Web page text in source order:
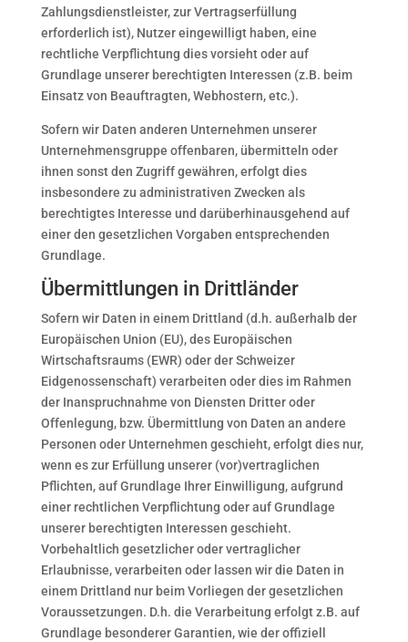
Zahlungsdienstleister, zur Vertragserfüllung
erforderlich ist), Nutzer eingewilligt haben, eine
rechtliche Verpflichtung dies vorsieht oder auf
Grundlage unserer berechtigten Interessen (z.B. beim
Einsatz von Beauftragten, Webhostern, etc.).
Sofern wir Daten anderen Unternehmen unserer
Unternehmensgruppe offenbaren, übermitteln oder
ihnen sonst den Zugriff gewähren, erfolgt dies
insbesondere zu administrativen Zwecken als
berechtigtes Interesse und darüberhinausgehend auf
einer den gesetzlichen Vorgaben entsprechenden
Grundlage.
Übermittlungen in Drittländer
Sofern wir Daten in einem Drittland (d.h. außerhalb der
Europäischen Union (EU), des Europäischen
Wirtschaftsraums (EWR) oder der Schweizer
Eidgenossenschaft) verarbeiten oder dies im Rahmen
der Inanspruchnahme von Diensten Dritter oder
Offenlegung, bzw. Übermittlung von Daten an andere
Personen oder Unternehmen geschieht, erfolgt dies nur,
wenn es zur Erfüllung unserer (vor)vertraglichen
Pflichten, auf Grundlage Ihrer Einwilligung, aufgrund
einer rechtlichen Verpflichtung oder auf Grundlage
unserer berechtigten Interessen geschieht.
Vorbehaltlich gesetzlicher oder vertraglicher
Erlaubnisse, verarbeiten oder lassen wir die Daten in
einem Drittland nur beim Vorliegen der gesetzlichen
Voraussetzungen. D.h. die Verarbeitung erfolgt z.B. auf
Grundlage besonderer Garantien, wie der offiziell